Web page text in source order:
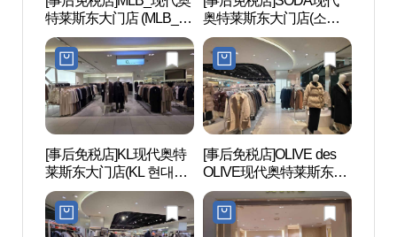
特莱斯东大门店 (MLB_현
대(아)동대문)
奥特莱斯东大门店(소다
현대아울렛 동대문점)
[事后免税店]KL现代奥特
莱斯东大门店(KL 현대아
울렛 동대문점)
[事后免税店]OLIVE des
OLIVE现代奥特莱斯东大
门店(올리브데올리브 현
대아울렛 동대문점)